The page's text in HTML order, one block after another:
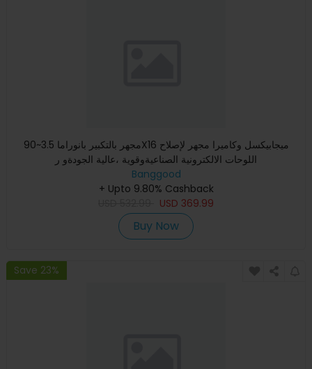
مجهر بالتكبير بانوراما 3.5~90X16 ميجابيكسل وكاميرا مجهر لإصلاح
اللوحات الالكترونية الصناعيةوقوية ،عالية الجودةو ر
Banggood
+ Upto 9.80% Cashback
USD 369.99
Buy Now
Save 23%